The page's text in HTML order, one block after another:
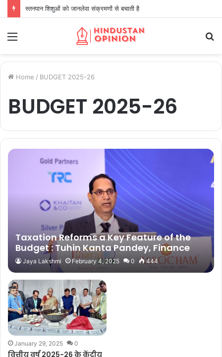
स्तनपान शिशुओं को जानलेवा संक्रमणों से बचाती है
Home / BUDGET 2025-26
BUDGET 2025-26
Taxation Reforms a Key Feature of the
Budget : Tuhin Kanta Pandey, Finance
Secretary
Jaya Lakshmi February 4, 2025 0 444
January 29, 2025 0
वित्तीय वर्ष 2025-26 के केंद्रीय